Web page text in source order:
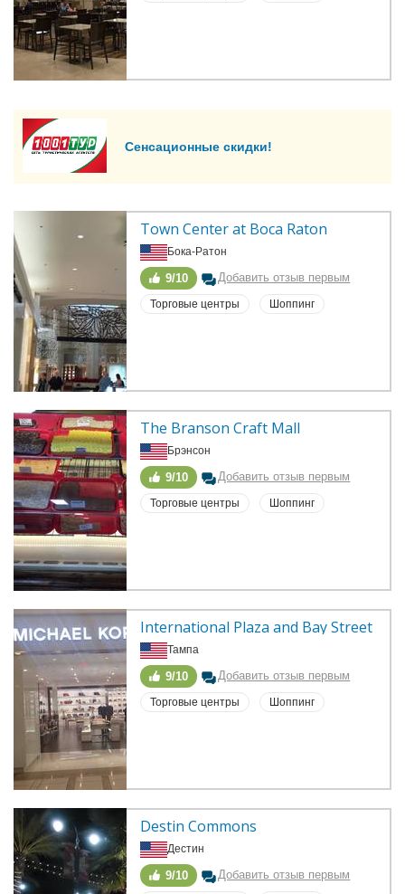
Сенсационные скидки!
Town Center at Boca Raton
Бока-Ратон
9/10 Добавить отзыв первым
Торговые центры Шоппинг
The Branson Craft Mall
Брэнсон
9/10 Добавить отзыв первым
Торговые центры Шоппинг
International Plaza and Bay Street
Тампа
9/10 Добавить отзыв первым
Торговые центры Шоппинг
Destin Commons
Дестин
9/10 Добавить отзыв первым